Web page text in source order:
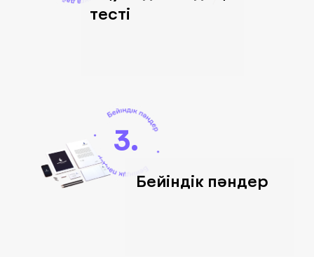
тесті
Бейіндік пәндер
3.